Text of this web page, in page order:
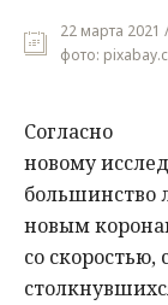
22 марта 2021
фото:
Согласно
новому
большинство
новым
со